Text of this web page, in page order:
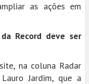
as ações em
Record deve ser
na coluna Radar
Jardim, que a